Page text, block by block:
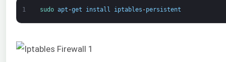
1 sudo apt -get install iptables -persistent